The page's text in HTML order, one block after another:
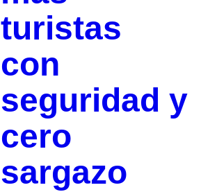
turistas
con
seguridad y
cero
sargazo